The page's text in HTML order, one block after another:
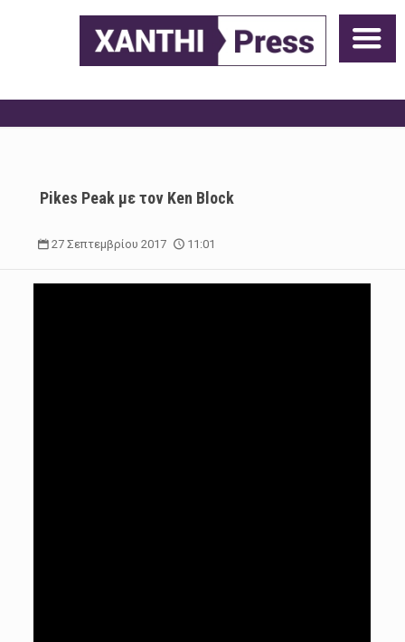
Pikes Peak με τον Ken Block
27 Σεπτεμβρίου 2017 11:01